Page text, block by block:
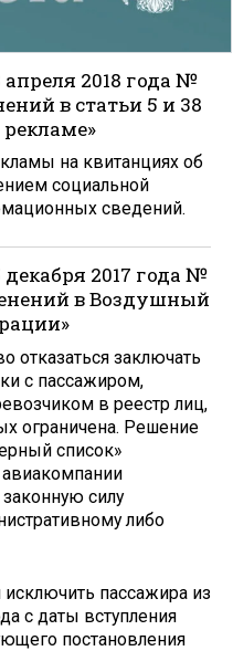
2018 года №
в статьи 5 и 38
на квитанциях об
социальной
сведений.
2017 года №
в Воздушный
отказаться заключать
с пассажиром,
в реестр лиц,
ограничена. Решение
список»
силу
либо
пассажира из
с даты вступления
постановления